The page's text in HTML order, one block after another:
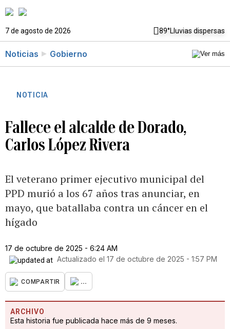
7 de agosto de 2026 89°Lluvias dispersas
Noticias Gobierno
NOTICIA
Fallece el alcalde de Dorado,
Carlos López Rivera
El veterano primer ejecutivo municipal del
PPD murió a los 67 años tras anunciar, en
mayo, que batallaba contra un cáncer en el
hígado
17 de octubre de 2025 - 6:24 AM
Actualizado el 17 de octubre de 2025 - 1:57 PM
COMPARTIR ...
ARCHIVO
Esta historia fue publicada hace más de 9 meses.